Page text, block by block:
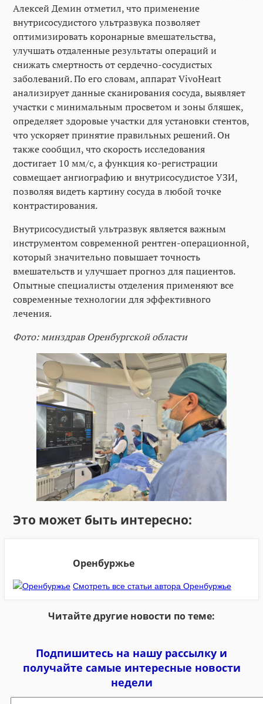
Алексей Демин отметил, что применение
внутрисосудистого ультразвука позволяет
оптимизировать коронарные вмешательства,
улучшать отдаленные результаты операций и
снижать смертность от сердечно-сосудистых
заболеваний. По его словам, аппарат VivoHeart
анализирует данные сканирования сосуда, выявляет
участки с минимальным просветом и зоны бляшек,
определяет здоровые участки для установки стентов,
что ускоряет принятие правильных решений. Он
также сообщил, что скорость исследования
достигает 10 мм/с, а функция ко-регистрации
совмещает ангиографию и внутрисосудистое УЗИ,
позволяя видеть картину сосуда в любой точке
контрастирования.
Внутрисосудистый ультразвук является важным
инструментом современной рентген-операционной,
который значительно повышает точность
вмешательств и улучшает прогноз для пациентов.
Опытные специалисты отделения применяют все
современные технологии для эффективного
лечения.
Фото: минздрав Оренбургской области
Это может быть интересно:
Оренбуржье
Смотреть все статьи автора Оренбуржье
Читайте другие новости по теме:
Подпишитесь на нашу рассылку и
получайте самые интересные новости
недели